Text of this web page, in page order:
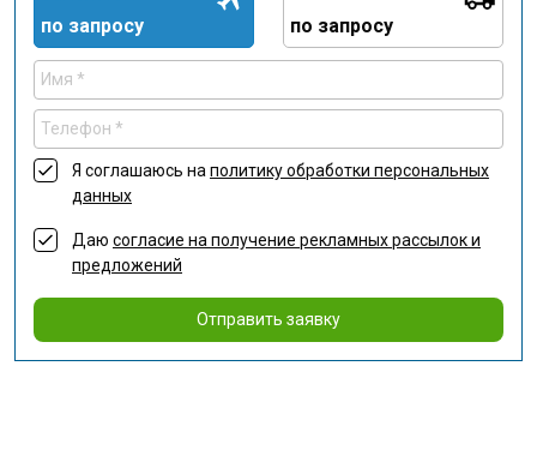
по запросу по запросу
Я соглашаюсь наполитику обработки персональных
данных
Даю согласие на получение рекламных рассылок и
предложений
Отправить заявку